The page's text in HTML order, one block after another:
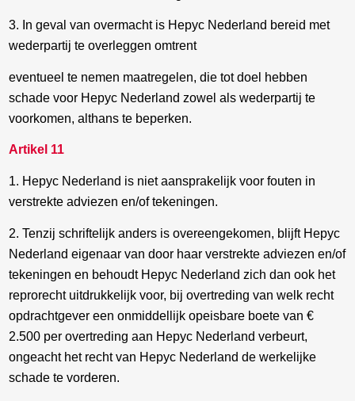
3. In geval van overmacht is Hepyc Nederland bereid met
wederpartij te overleggen omtrent
eventueel te nemen maatregelen, die tot doel hebben
schade voor Hepyc Nederland zowel als wederpartij te
voorkomen, althans te beperken.
Artikel 11
1. Hepyc Nederland is niet aansprakelijk voor fouten in
verstrekte adviezen en/of tekeningen.
2. Tenzij schriftelijk anders is overeengekomen, blijft Hepyc
Nederland eigenaar van door haar verstrekte adviezen en/of
tekeningen en behoudt Hepyc Nederland zich dan ook het
reprorecht uitdrukkelijk voor, bij overtreding van welk recht
opdrachtgever een onmiddellijk opeisbare boete van €
2.500 per overtreding aan Hepyc Nederland verbeurt,
ongeacht het recht van Hepyc Nederland de werkelijke
schade te vorderen.